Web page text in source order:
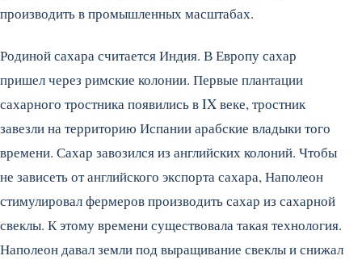
производить в промышленных масштабах.
Родиной сахара считается Индия. В Европу сахар
пришел через римские колонии. Первые плантации
сахарного тростника появились в IX веке, тростник
завезли на территорию Испании арабские владыки того
времени. Сахар завозился из английских колоний. Чтобы
не зависеть от английского экспорта сахара, Наполеон
стимулировал фермеров производить сахар из сахарной
свеклы. К этому времени существовала такая технология.
Наполеон давал земли под выращивание свеклы и снижал